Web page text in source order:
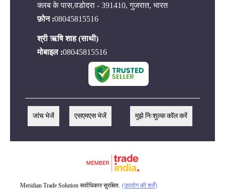
क्लब के पास,वडोदरा - 391410, गुजरात, भारत
फ़ोन :08045815516
श्री ऋषि शाह(साथी)
मोबाइल :08045815516
जांच भेजें एसएमएस भेजें मुझे निःशुल्क कॉल करें
Meridian Trade Solution सर्वाधिकार सुरक्षित. (उपयोग की शर्तें)